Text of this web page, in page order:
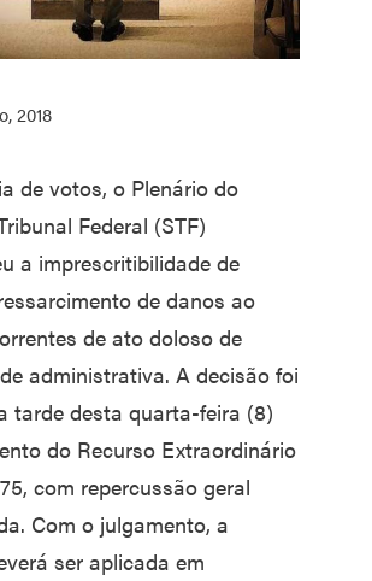
2018
de votos, o Plenário do
Federal (STF)
a imprescritibilidade de
de danos ao
de ato doloso de
administrativa. A decisão foi
tarde desta quarta-feira (8)
do Recurso Extraordinário
com repercussão geral
Com o julgamento, a
ser aplicada em